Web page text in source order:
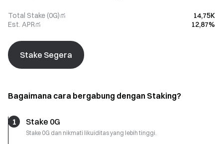
Total Stake (0G)
14,75K
Est. APR
12,87%
Stake Segera
Bagaimana cara bergabung dengan Staking?
1 Stake 0G
Stake 0G dan nikmati likuiditas yang lebih tinggi.